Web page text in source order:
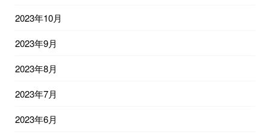
2023年10月
2023年9月
2023年8月
2023年7月
2023年6月